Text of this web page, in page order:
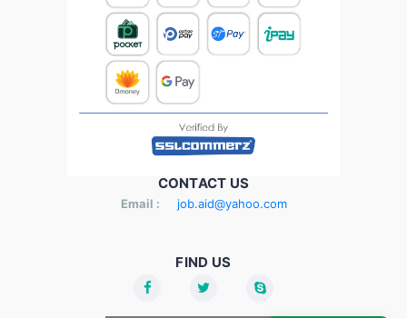
CONTACT US
Email : job.aid@yahoo.com
FIND US